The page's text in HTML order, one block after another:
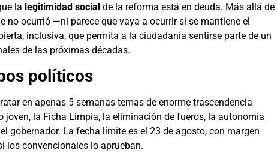
la legitimidad social de la reforma está en deuda. Más allá de
no ocurrió —ni parece que vaya a ocurrir si se mantiene el
inclusiva, que permita a la ciudadanía sentirse parte de un
de las próximas décadas.
políticos
en apenas 5 semanas temas de enorme trascendencia
la Ficha Limpia, la eliminación de fueros, la autonomía
gobernador. La fecha límite es el 23 de agosto, con margen
los convencionales lo aprueban.